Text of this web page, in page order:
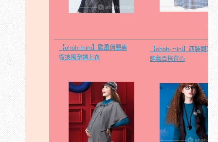
【ohoh-mini】歐風俏麗連
帽披風孕婦上衣
【ohoh-mini】西裝翻領
帥氣百搭背心